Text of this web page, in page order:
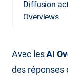
Diffusion
Overviews
Avec lesAI
des réponses